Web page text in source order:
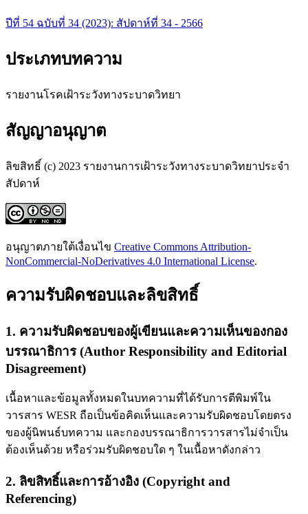
ปีที่ 54 ฉบับที่ 34 (2023): สัปดาห์ที่ 34 - 2566
ประเภทบทความ
รายงานโรคเฝ้าระวังทางระบาดวิทยา
สัญญาอนุญาต
ลิขสิทธิ์ (c) 2023 รายงานการเฝ้าระวังทางระบาดวิทยาประจำ
สัปดาห์
อนุญาตภายใต้เงื่อนไข Creative Commons Attribution-
NonCommercial-NoDerivatives 4.0 International License.
ความรับผิดชอบและลิขสิทธิ์
1. ความรับผิดชอบของผู้เขียนและความเห็นของกอง
บรรณาธิการ (Author Responsibility and Editorial
Disagreement)
เนื้อหาและข้อมูลทั้งหมดในบทความที่ได้รับการตีพิมพ์ใน
วารสาร WESR ถือเป็นข้อคิดเห็นและความรับผิดชอบโดยตรง
ของผู้นิพนธ์บทความ และกองบรรณาธิการวารสารไม่จำเป็น
ต้องเห็นด้วย หรือร่วมรับผิดชอบใด ๆ ในเนื้อหาดังกล่าว
2. ลิขสิทธิ์และการอ้างอิง (Copyright and
Referencing)